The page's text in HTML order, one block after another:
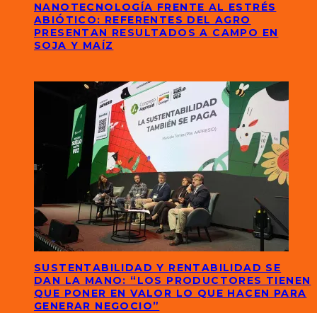
NANOTECNOLOGÍA FRENTE AL ESTRÉS
ABIÓTICO: REFERENTES DEL AGRO
PRESENTAN RESULTADOS A CAMPO EN
SOJA Y MAÍZ
SUSTENTABILIDAD Y RENTABILIDAD SE
DAN LA MANO: “LOS PRODUCTORES TIENEN
QUE PONER EN VALOR LO QUE HACEN PARA
GENERAR NEGOCIO”